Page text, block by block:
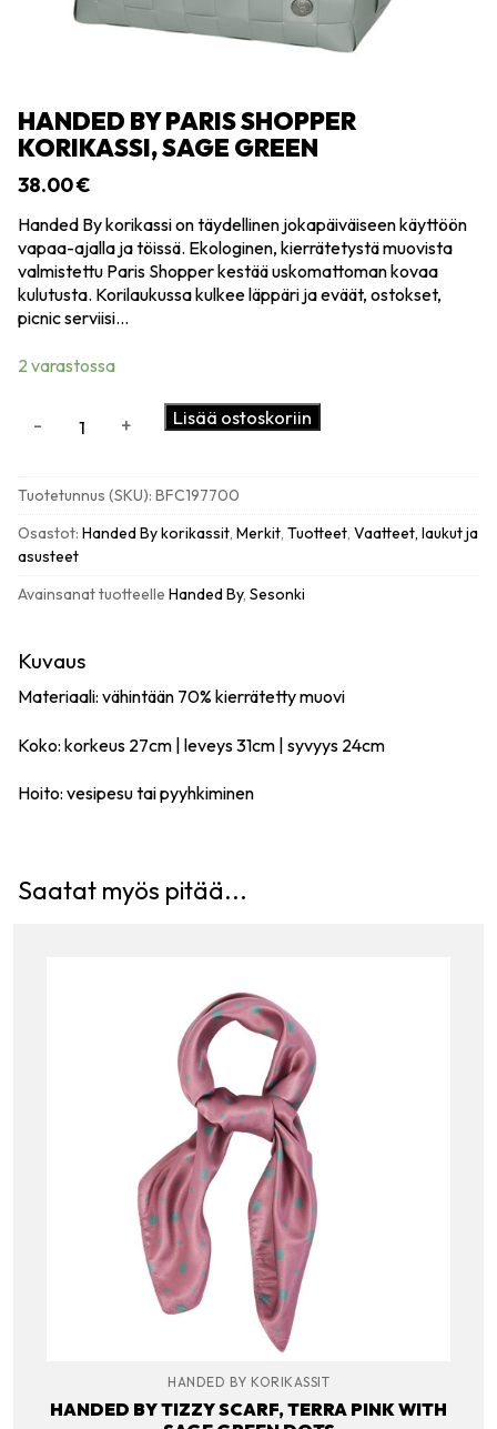
HANDED BY PARIS SHOPPER
KORIKASSI, SAGE GREEN
38.00€
Handed By korikassi on täydellinen jokapäiväiseen käyttöön
vapaa-ajalla ja töissä. Ekologinen, kierrätetystä muovista
valmistettu Paris Shopper kestää uskomattoman kovaa
kulutusta. Korilaukussa kulkee läppäri ja eväät, ostokset,
picnic serviisi…
2 varastossa
korikassi,
sage
green
- + Lisää ostoskoriin
Tuotetunnus (SKU): BFC197700
Osastot: Handed By korikassit, Merkit, Tuotteet, Vaatteet, laukut ja
asusteet
Avainsanat tuotteelle Handed By, Sesonki
Kuvaus
Materiaali: vähintään 70% kierrätetty muovi
Koko: korkeus 27cm | leveys 31cm | syvyys 24cm
Hoito: vesipesu tai pyyhkiminen
Saatat myös pitää...
HANDED BY KORIKASSIT
HANDED BY TIZZY SCARF, TERRA PINK WITH